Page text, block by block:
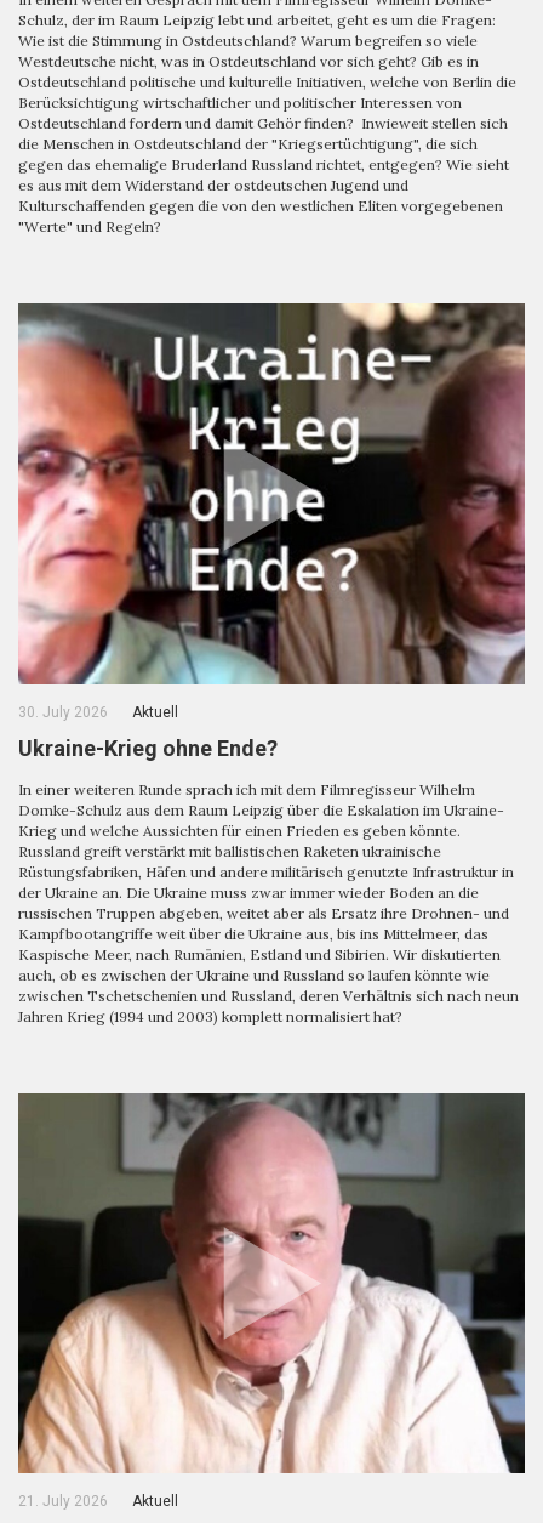
Schulz, der im Raum Leipzig lebt und arbeitet, geht es um die Fragen:
Wie ist die Stimmung in Ostdeutschland? Warum begreifen so viele
Westdeutsche nicht, was in Ostdeutschland vor sich geht? Gib es in
Ostdeutschland politische und kulturelle Initiativen, welche von Berlin die
Berücksichtigung wirtschaftlicher und politischer Interessen von
Ostdeutschland fordern und damit Gehör finden? Inwieweit stellen sich
die Menschen in Ostdeutschland der "Kriegsertüchtigung", die sich
gegen das ehemalige Bruderland Russland richtet, entgegen? Wie sieht
es aus mit dem Widerstand der ostdeutschen Jugend und
Kulturschaffenden gegen die von den westlichen Eliten vorgegebenen
"Werte" und Regeln?
30. July 2026 Aktuell
Ukraine-Krieg ohne Ende?
In einer weiteren Runde sprach ich mit dem Filmregisseur Wilhelm
Domke-Schulz aus dem Raum Leipzig über die Eskalation im Ukraine-
Krieg und welche Aussichten für einen Frieden es geben könnte.
Russland greift verstärkt mit ballistischen Raketen ukrainische
Rüstungsfabriken, Häfen und andere militärisch genutzte Infrastruktur in
der Ukraine an. Die Ukraine muss zwar immer wieder Boden an die
russischen Truppen abgeben, weitet aber als Ersatz ihre Drohnen- und
Kampfbootangriffe weit über die Ukraine aus, bis ins Mittelmeer, das
Kaspische Meer, nach Rumänien, Estland und Sibirien. Wir diskutierten
auch, ob es zwischen der Ukraine und Russland so laufen könnte wie
zwischen Tschetschenien und Russland, deren Verhältnis sich nach neun
Jahren Krieg (1994 und 2003) komplett normalisiert hat?
21. July 2026 Aktuell